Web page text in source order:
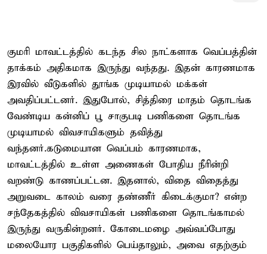
குமரி மாவட்டத்தில் கடந்த சில நாட்களாக வெப்பத்தின்
தாக்கம் அதிகமாக இருந்து வந்தது. இதன் காரணமாக
இரவில் வீடுகளில் தூங்க முடியாமல் மக்கள்
அவதிப்பட்டனர். இதுபோல், சித்திரை மாதம் தொடங்க
வேண்டிய கன்னிப் பூ சாகுபடி பணிகளை தொடங்க
முடியாமல் விவசாயிகளும் தவித்து
வந்தனர்.கடுமையான வெப்பம் காரணமாக,
மாவட்டத்தில் உள்ள அணைகள் போதிய நீரின்றி
வறண்டு காணப்பட்டன. இதனால், விதை விதைத்து
அறுவடை காலம் வரை தண்ணீர் கிடைக்குமா? என்ற
சந்தேகத்தில் விவசாயிகள் பணிகளை தொடங்காமல்
இருந்து வருகின்றனர். கோடைமழை அவ்வப்போது
மலையோர பகுதிகளில் பெய்தாலும், அவை எதற்கும்